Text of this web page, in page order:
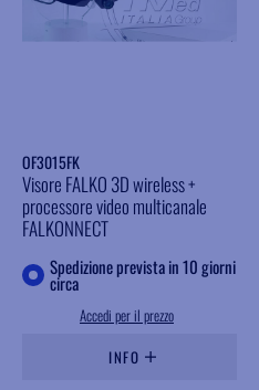
OF3015FK
Visore FALKO 3D wireless +
processore video multicanale
FALKONNECT
Spedizione prevista in 10 giorni
circa
Accedi per il prezzo
INFO